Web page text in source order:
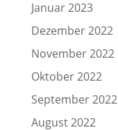
Januar 2023
Dezember 2022
November 2022
Oktober 2022
September 2022
August 2022